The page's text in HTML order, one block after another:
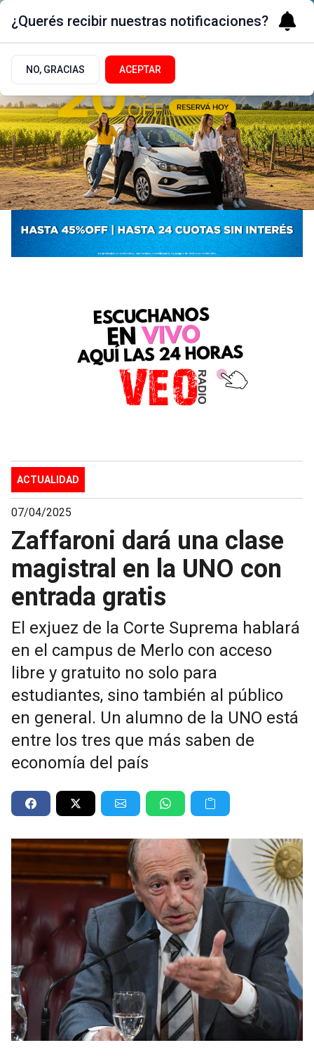
ACTUALIDAD
07/04/2025
Zaffaroni dará una clase
magistral en la UNO con
entrada gratis
El exjuez de la Corte Suprema hablará
en el campus de Merlo con acceso
libre y gratuito no solo para
estudiantes, sino también al público
en general. Un alumno de la UNO está
entre los tres que más saben de
economía del país
¿Querés recibir nuestras notificaciones?
NO, GRACIAS ACEPTAR